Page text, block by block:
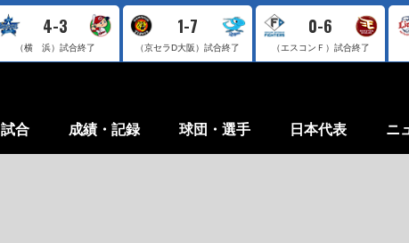
4-3
（横 浜） 試合終了
1-7
（京セラD大阪） 試合終了
0-6
（エスコンＦ） 試合終了
試合 成績・記録 球団・選手 日本代表 ニ